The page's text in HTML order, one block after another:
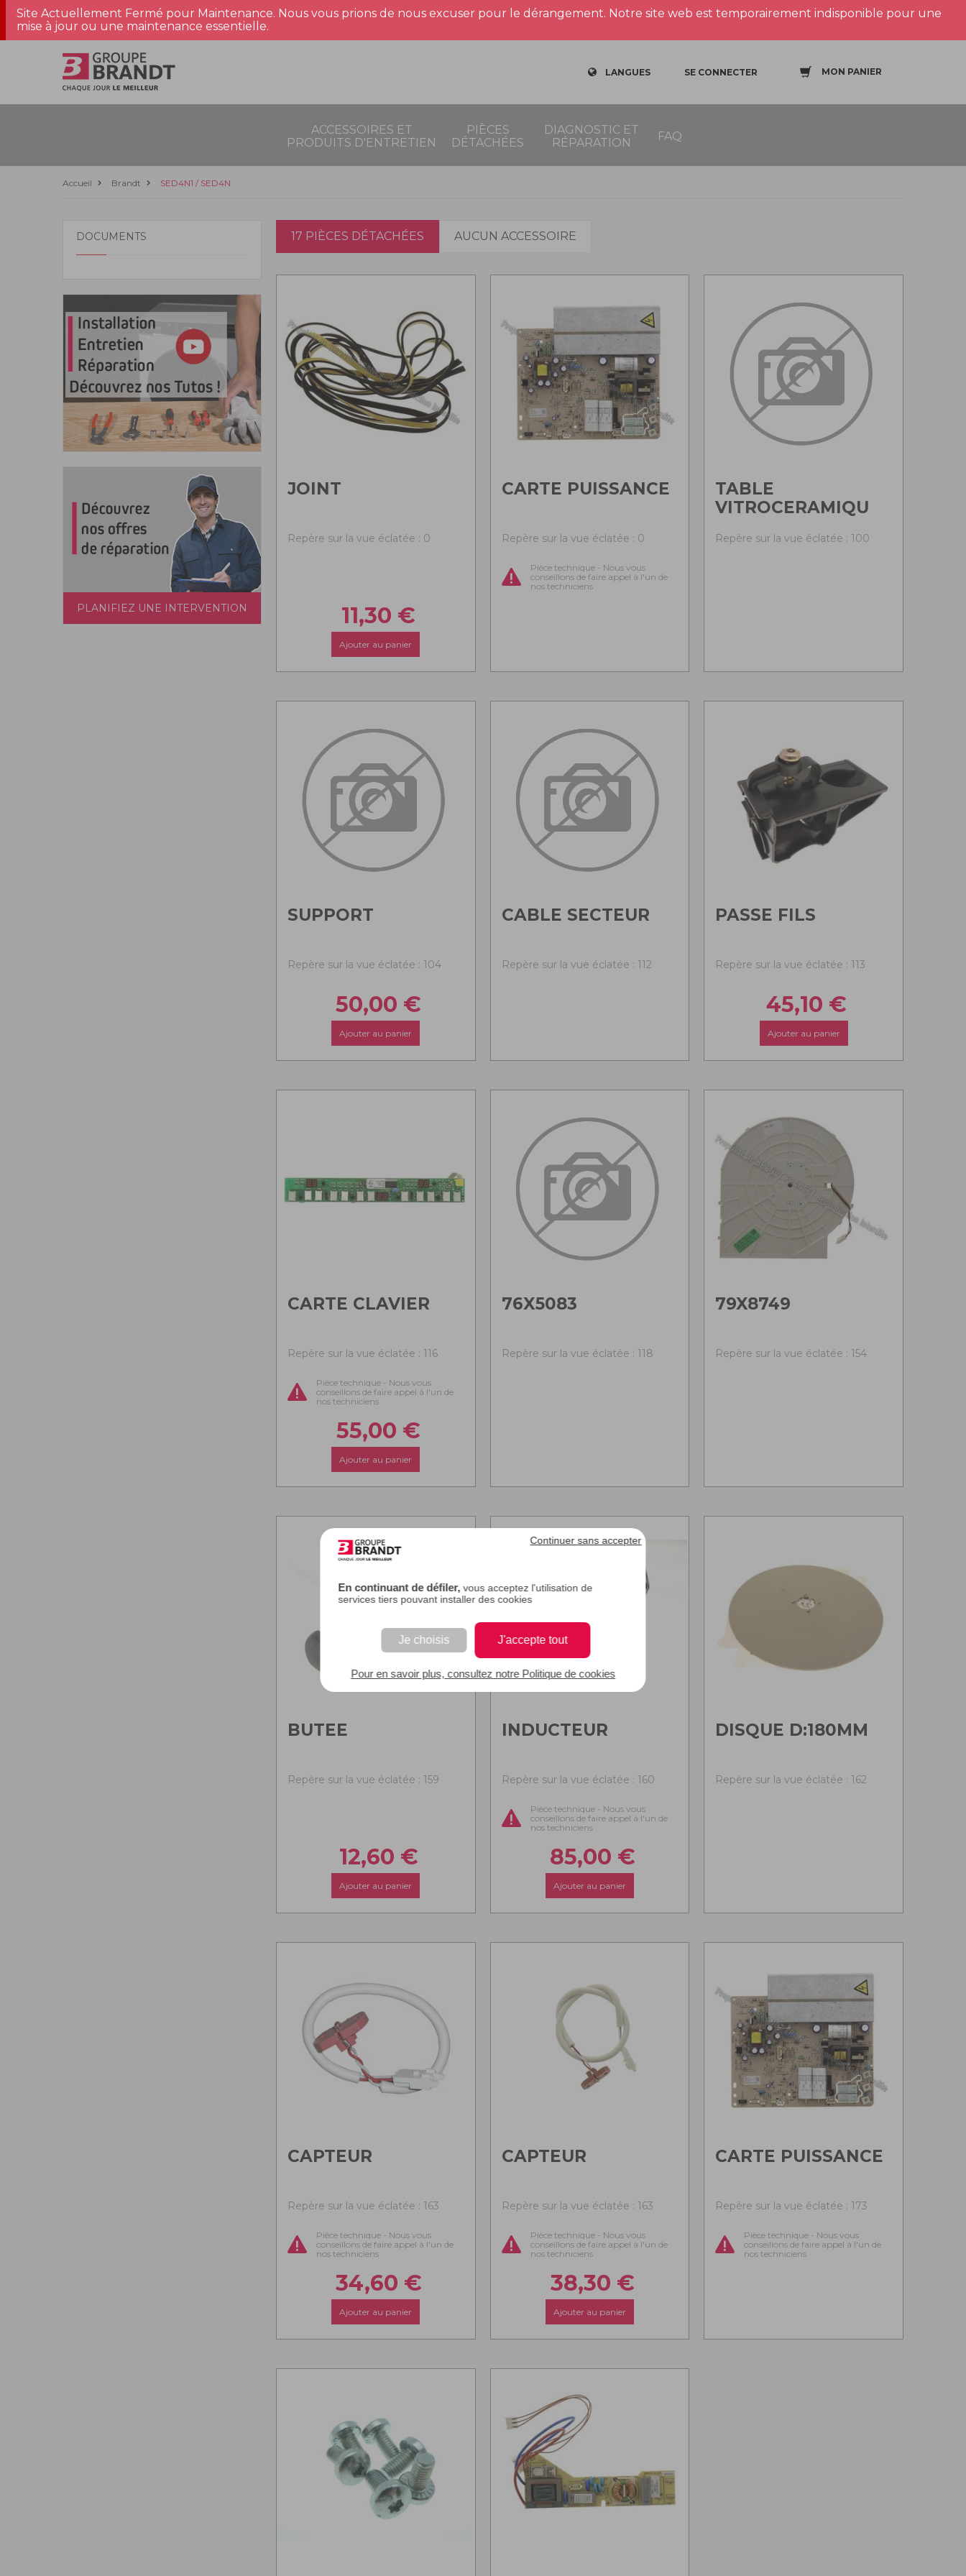
En continuant de défiler, vous acceptez l'utilisation de
services tiers pouvant installer des cookies
Je choisis J'accepte tout
Continuer sans accepter
Pour en savoir plus, consultez notre Politique de cookies
Site Actuellement Fermé pour Maintenance. Nous vous prions de nous excuser pour le dérangement. Notre site web est temporairement indisponible pour une
mise à jour ou une maintenance essentielle.
LANGUES SE CONNECTER MON PANIER
ACCESSOIRES ET
PRODUITS D'ENTRETIEN
PIÈCES
DÉTACHÉES
DIAGNOSTIC ET
RÉPARATION
FAQ
Accueil Brandt SED4N1 / SED4N
DOCUMENTS
PLANIFIEZ UNE INTERVENTION
17 PIÈCES DÉTACHÉES AUCUN ACCESSOIRE
JOINT
Repère sur la vue éclatée : 0
11,30 €
Ajouter au panier
CARTE PUISSANCE
Repère sur la vue éclatée : 0
Pièce technique - Nous vous
conseillons de faire appel à l'un de
nos techniciens
TABLE
VITROCERAMIQU
Repère sur la vue éclatée : 100
SUPPORT
Repère sur la vue éclatée : 104
50,00 €
Ajouter au panier
CABLE SECTEUR
Repère sur la vue éclatée : 112
PASSE FILS
Repère sur la vue éclatée : 113
45,10 €
Ajouter au panier
CARTE CLAVIER
Repère sur la vue éclatée : 116
Pièce technique - Nous vous
conseillons de faire appel à l'un de
nos techniciens
55,00 €
Ajouter au panier
76X5083
Repère sur la vue éclatée : 118
79X8749
Repère sur la vue éclatée : 154
BUTEE
Repère sur la vue éclatée : 159
12,60 €
Ajouter au panier
INDUCTEUR
Repère sur la vue éclatée : 160
Pièce technique - Nous vous
conseillons de faire appel à l'un de
nos techniciens
85,00 €
Ajouter au panier
DISQUE D:180MM
Repère sur la vue éclatée : 162
CAPTEUR
Repère sur la vue éclatée : 163
Pièce technique - Nous vous
conseillons de faire appel à l'un de
nos techniciens
34,60 €
Ajouter au panier
CAPTEUR
Repère sur la vue éclatée : 163
Pièce technique - Nous vous
conseillons de faire appel à l'un de
nos techniciens
38,30 €
Ajouter au panier
CARTE PUISSANCE
Repère sur la vue éclatée : 173
Pièce technique - Nous vous
conseillons de faire appel à l'un de
nos techniciens